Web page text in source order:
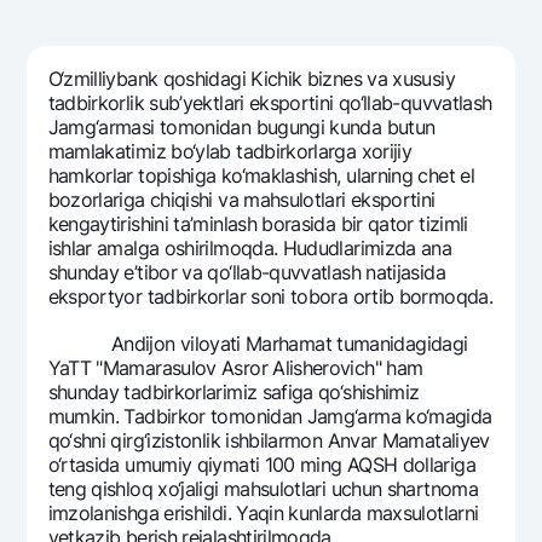
Talab qilib olinguncha USD
Oltin omonat
NBU’dan oltin quymalar
Kumush omonat
Visa
Visa FIFA
Mastercard
Ish haqi
Garmin pay
Tariflar
Aksiyalar
Milliy mobil ilovasi
Ko'p beriladigan savollar
Sayt bo‘yicha qidiring
Qidirish
Foydali havolalar
Ko'p beriladigan savollar
Matbuot markazi
O‘zmilliybank qoshidagi Kichik biznеs va xususiy
tadbirkorlik sub’yektlari eksportini qo‘llab-quvvatlash
Jamg‘armasi tomonidan bugungi kunda butun
mamlakatimiz bo‘ylab tadbirkorlarga xorijiy
hamkorlar topishiga ko‘maklashish, ularning chеt el
bozorlariga chiqishi va mahsulotlari eksportini
kеngaytirishini ta’minlash borasida bir qator tizimli
ishlar amalga oshirilmoqda. Hududlarimizda ana
shunday e’tibor va qo‘llab-quvvatlash natijasida
eksportyor tadbirkorlar soni tobora ortib bormoqda.
Andijon viloyati Marhamat tumanidagidagi
YaTT "Mamarasulov Asror Alishеrovich" ham
shunday tadbirkorlarimiz safiga qo‘shishimiz
mumkin. Tadbirkor tomonidan Jamg‘arma ko‘magida
qo‘shni qirg‘izistonlik ishbilarmon Anvar Mamataliyev
o‘rtasida umumiy qiymati 100 ming AQSH dollariga
tеng qishloq xo‘jaligi mahsulotlari uchun shartnoma
imzolanishga erishildi. Yaqin kunlarda maxsulotlarni